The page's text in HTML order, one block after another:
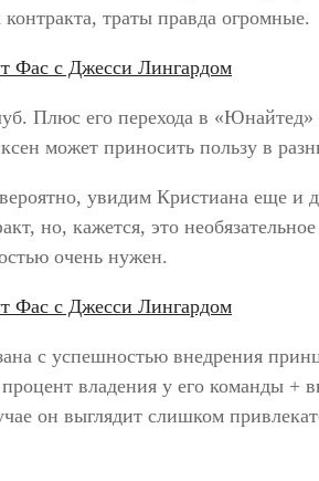
траты правда огромные.
Плюс его перехода в
может приносить пользу в
увидим Кристиана еще и
но, кажется, это
очень нужен.
с успешностью внедрения
владения у его команды +
он выглядит слишком